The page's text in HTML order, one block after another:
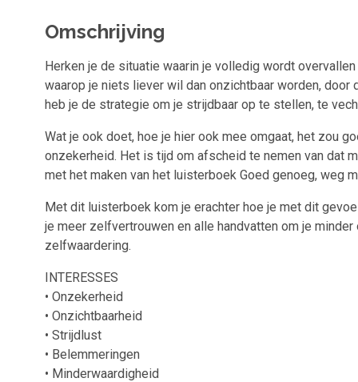
Omschrijving
Herken je de situatie waarin je volledig wordt
waarop je niets liever wil dan onzichtbaar worden,
heb je de strategie om je strijdbaar op te stellen, te
Wat je ook doet, hoe je hier ook mee omgaat, het zou
onzekerheid. Het is tijd om afscheid te nemen van dat
met het maken van het luisterboek Goed genoeg, weg
Met dit luisterboek kom je erachter hoe je met dit
je meer zelfvertrouwen en alle handvatten om je
zelfwaardering.
INTERESSES
• Onzekerheid
• Onzichtbaarheid
• Strijdlust
• Belemmeringen
• Minderwaardigheid